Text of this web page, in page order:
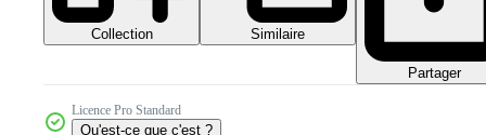
Collection Similaire
Partager
Licence Pro Standard
Qu'est-ce que c'est ?